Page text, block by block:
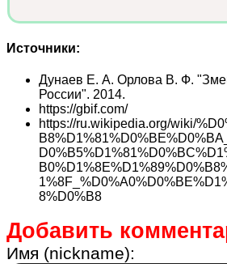
Источники:
Дунаев Е. А. Орлова В. Ф.
России". 2014.
https://gbif.com/
https://ru.wikipedia.org/wiki/
8%D0%B8
Добавить
Имя (nickname):